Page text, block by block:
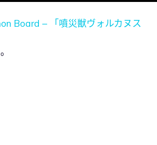
Board – 「噴災獣ヴォルカヌス
伍。